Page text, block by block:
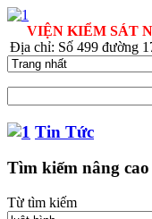
VIỆN KIỂM SÁT
Địa chỉ: Số 499 đường
Tin Tức
Tìm kiếm nâng
Từ tìm kiếm